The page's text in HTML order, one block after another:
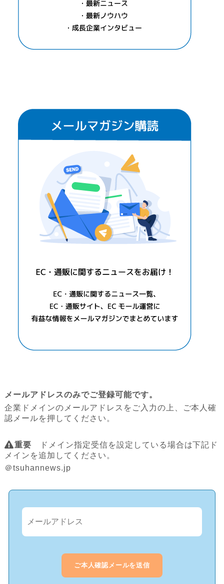
メールアドレスのみでご登録可能です。
企業ドメインのメールアドレスをご入力の上、ご本人確
認メールを押してください。
重要 ドメイン指定受信を設定している場合は下記ド
メインを追加してください。
＠tsuhannews.jp